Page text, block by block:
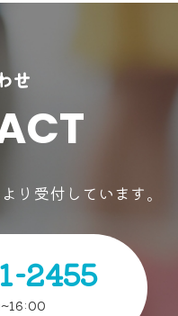
せ
り受付しています。
2455